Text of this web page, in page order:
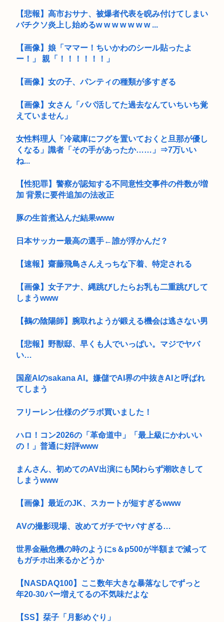
【悲報】高市おサナ、被爆者代表を睨み付けてしまい
バチクソ炎上し始めるw w w w w w w ...
【画像】娘「ママー！ちいかわのシール貼ったよ
ー！」 親「！！！！！！」
【画像】女の子、パンティの種類が多すぎる
【画像】女さん「パパ活してた過去なんていちいち覚
えていません」
女性料理人「冷蔵庫にフグを置いておくと旦那が優し
くなる」識者「その手があったか……」⇒7万いい
ね...
【性犯罪】警察が認知する不同意性交事件の件数が増
加 背景に要件追加の法改正
豚の生首煮込んだ結果www
日本サッカー最高の選手←誰が浮かんだ？
【速報】齋藤飛鳥さんえっちな下着、特定される
【画像】女子アナ、縄跳びしたらお乳も二重跳びして
しまうwww
【鵺の陰陽師】腕取れようが鍛える機会は逃さない男
【悲報】野獣邸、早くも人でいっぱい。マジでヤバ
い…
国産AIのsakana AI。嫌儲でAI界の中抜きAIと呼ばれ
てしまう
フリーレン仕様のグラボ買いました！
ハロ！コン2026の「革命道中」「最上級にかわいい
の！」普通に好評www
まんさん、初めてのAV出演にも関わらず潮吹きして
しまうwww
【画像】最近のJK、スカートが短すぎるwww
AVの撮影現場、改めてガチでヤバすぎる…
世界金融危機の時のようにs＆p500が半額まで減って
もガチホ出来るかどうか
【NASDAQ100】ここ数年大きな暴落なしでずっと
年20-30パー増えてるの不気味だよな
【SS】栞子「月影めぐり」